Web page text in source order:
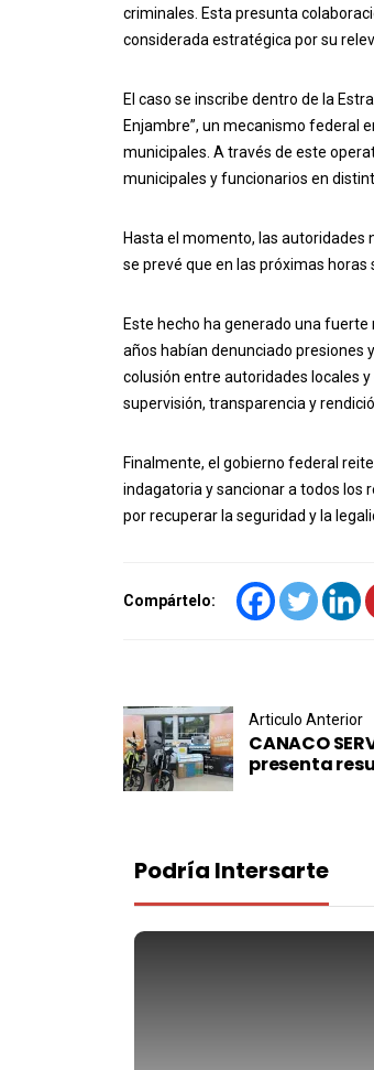
criminales. Esta presunta
considerada estratégica por su
El caso se inscribe dentro de la
Enjambre”, un mecanismo federal
municipales. A través de este
municipales y funcionarios en
Hasta el momento, las autoridades
se prevé que en las próximas
Este hecho ha generado una
años habían denunciado presiones
colusión entre autoridades locales
supervisión, transparencia y
Finalmente, el gobierno federal
indagatoria y sancionar a todos los
por recuperar la seguridad y la
Compártelo:
Post navigation
Articulo Anterior
CANACO
presenta
Podría Intersarte